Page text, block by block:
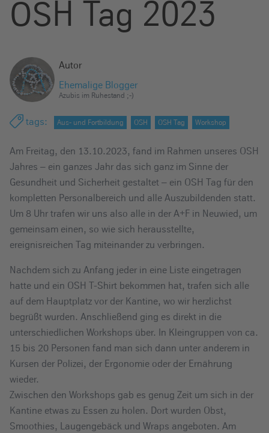
eOSH Tag 2023
Autor
Ehemalige Blogger
Azubis im Ruhestand ;-)
tags: Aus- und Fortbildung OSH OSH Tag Workshop
Am Freitag, den 13.10.2023, fand im Rahmen unseres OSH
Jahres – ein ganzes Jahr das sich ganz im Sinne der
Gesundheit und Sicherheit gestaltet – ein OSH Tag für den
kompletten Personalbereich und alle Auszubildenden statt.
Um 8 Uhr trafen wir uns also alle in der A+F in Neuwied, um
gemeinsam einen, so wie sich herausstellte,
ereignisreichen Tag miteinander zu verbringen.
Nachdem sich zu Anfang jeder in eine Liste eingetragen
hatte und ein OSH T-Shirt bekommen hat, trafen sich alle
auf dem Hauptplatz vor der Kantine, wo wir herzlichst
begrüßt wurden. Anschließend ging es direkt in die
unterschiedlichen Workshops über. In Kleingruppen von ca.
15 bis 20 Personen fand man sich dann unter anderem in
Kursen der Polizei, der Ergonomie oder der Ernährung
wieder.
Zwischen den Workshops gab es genug Zeit um sich in der
Kantine etwas zu Essen zu holen. Dort wurden Obst,
Smoothies, Laugengebäck und Wraps angeboten. Am